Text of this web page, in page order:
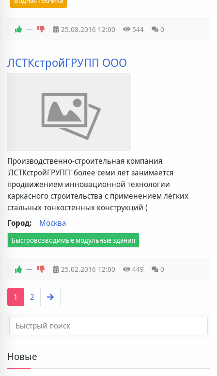
— 25.08.2016 12:00 544 0
ЛСТКстройГРУПП ООО
Производственно-строительная компания
'ЛСТКстройГРУПП' более семи лет занимается
продвижением инновационной технологии
каркасного строительства с применением лёгких
стальных тонкостенных конструкций (
Город:
Москва
Быстровозводимые модульные здания
— 25.02.2016 12:00 449 0
1 2
Новые